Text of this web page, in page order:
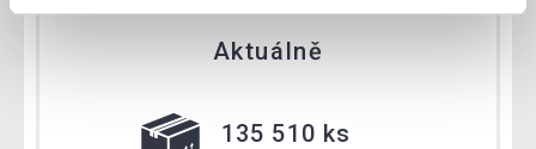
Aktuálně
135 510 ks